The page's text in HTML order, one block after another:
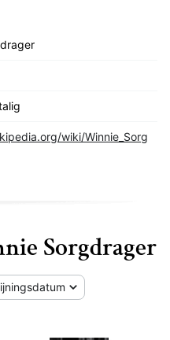
wiki/Winnie_Sorg
Sorgdrager